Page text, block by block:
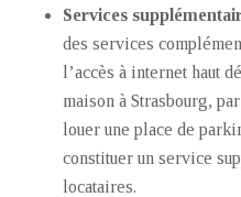
Services
des services
l’accès à internet haut
maison à Strasbourg,
louer une place de
constituer un service
locataires.